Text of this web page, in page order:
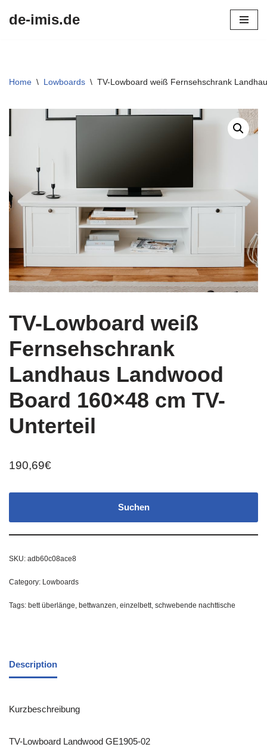
de-imis.de
Home \ Lowboards \ TV-Lowboard weiß Fernsehschrank
TV-Lowboard weiß
Fernsehschrank
Landhaus Landwood
Board 160×48 cm TV-
Unterteil
190,69€
Suchen
SKU: adb60c08ace8
Category: Lowboards
Tags: bett überlänge bettwanzen einzelbett schwebende nachttische
Description
Kurzbeschreibung
TV-Lowboard Landwood GE1905-02